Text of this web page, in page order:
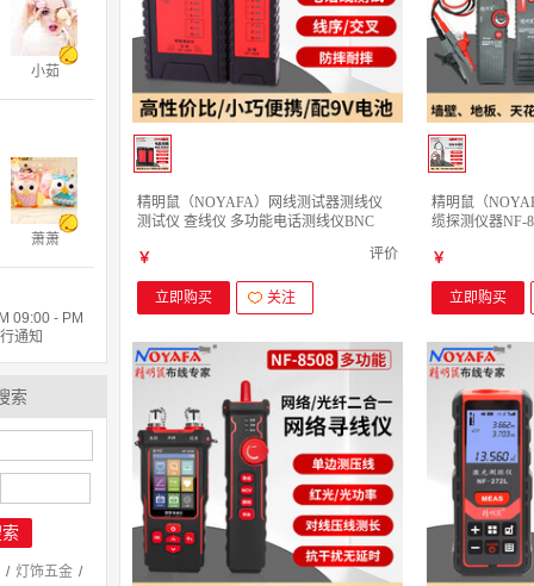
小茹
萧萧
09:00 - PM
通知
索
/ 灯饰五金 /
精明鼠（NOYAFA）网线测试器测线仪
测试仪 查线仪 多功能电话测线仪BNC
评价
￥
立即购买 关注
精明鼠（
缆探测仪器NF-
￥
立即购买